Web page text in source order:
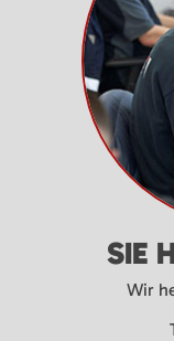
SIE
Wir